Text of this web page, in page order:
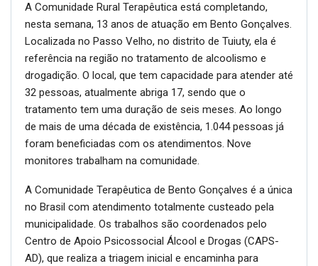
A Comunidade Rural Terapêutica está completando,
nesta semana, 13 anos de atuação em Bento Gonçalves.
Localizada no Passo Velho, no distrito de Tuiuty, ela é
referência na região no tratamento de alcoolismo e
drogadição. O local, que tem capacidade para atender até
32 pessoas, atualmente abriga 17, sendo que o
tratamento tem uma duração de seis meses. Ao longo
de mais de uma década de existência, 1.044 pessoas já
foram beneficiadas com os atendimentos. Nove
monitores trabalham na comunidade.
A Comunidade Terapêutica de Bento Gonçalves é a única
no Brasil com atendimento totalmente custeado pela
municipalidade. Os trabalhos são coordenados pelo
Centro de Apoio Psicossocial Álcool e Drogas (CAPS-
AD), que realiza a triagem inicial e encaminha para